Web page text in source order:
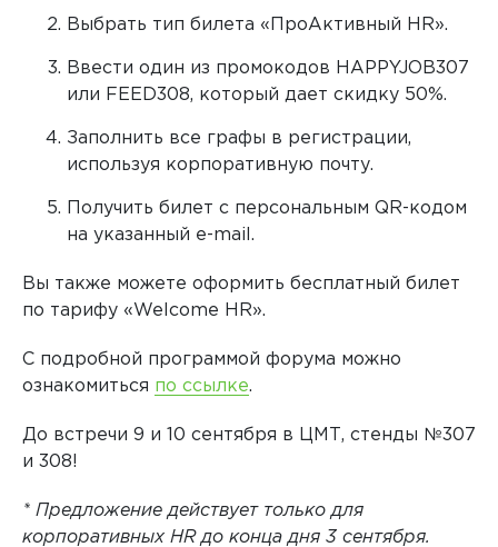
Выбрать тип билета «ПроАктивный HR».
Ввести один из промокодов HAPPYJOB307
или FEED308, который дает скидку 50%.
Заполнить все графы в регистрации,
используя корпоративную почту.
Получить билет с персональным QR-кодом
на указанный e-mail.
Вы также можете оформить бесплатный билет
по тарифу «Welcome HR».
С подробной программой форума можно
ознакомиться по ссылке.
До встречи 9 и 10 сентября в ЦМТ, стенды №307
и 308!
* Предложение действует только для
корпоративных HR до конца дня 3 сентября.